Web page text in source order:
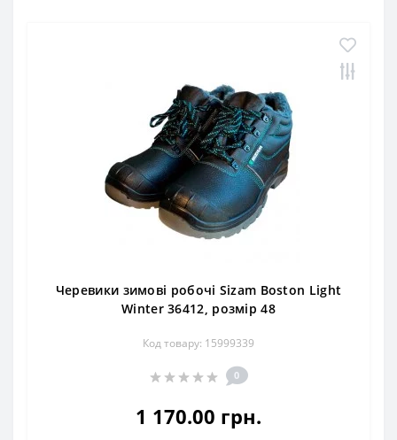
Черевики зимові робочі Sizam Boston Light
Winter 36412, розмір 48
Код товару: 15999339
0
1 170.00 грн.